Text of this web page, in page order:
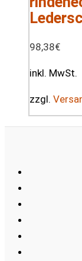
98,38€
inkl. MwSt.
zzgl.